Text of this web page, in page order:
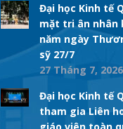
Đại học Kinh tế
mặt tri ân nhân
năm ngày
sỹ 27/7
27 Tháng 7, 2026
Đại học Kinh tế
tham gia Liên
giáo viên toàn